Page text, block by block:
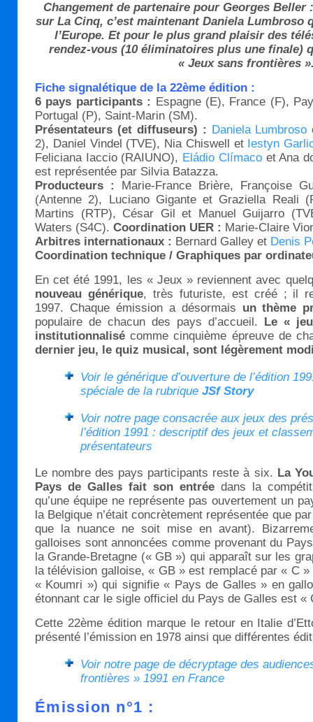
Changement de partenaire pour Georges Beller
sur La Cinq, c’est maintenant Daniela Lumbroso
l’Europe. Et pour le plus grand plaisir des
rendez-vous (10 éliminatoires plus une finale)
« Jeux sans frontières
Fiche signalétique de la 22ème édition :
6 pays participants : Espagne (E), France (F),
Portugal (P), Saint-Marin (SM).
Présentateurs (et diffuseurs) : Daniela Lumbroso
2), Daniel Vindel (TVE), Nia Chiswell et Iestyn
Feliciana Iaccio (RAIUNO), Eládio Clímacoet Ana
est représentée par Silvia Batazza.
Producteurs : Marie-France Brière, Françoise
(Antenne 2), Luciano Gigante et Graziella Reali
Martins (RTP), César Gil et Manuel Guijarro
Waters (S4C). Coordination UER : Marie-Claire
Arbitres internationaux : Bernard Galley et Denis
Coordination technique / Graphiques par
En cet été 1991, les « Jeux » reviennent avec
nouveau générique, très futuriste, est créé ; il
1997. Chaque émission a désormais un thème
populaire de chacun des pays d’accueil. Le «
institutionnalisécomme cinquième épreuve de
dernier jeu, le quiz musical, sont légèrement
Voir le générique d’ouverture de l’édition
spéciale de la rubrique JSf Story
Voir notre page consacrée aux jeux des
l’édition 1991 : descriptif des jeux et
présentateurs
Le nombre des pays participants reste à six. La
Pays de Galles fait son entrée dans la
qu’une équipe ne représente pas ouvertement un
la Belgique n’était concrètement représentée que
que la nuance ne soit mise en avant).
galloises sont annoncées comme provenant du
la Grande-Bretagne (« GB ») qui apparaît sur les
la télévision galloise, « GB » est remplacé par « C
« Koumri ») qui signifie « Pays de Galles » en
étonnant car le sigle officiel du Pays de Galles est «
Cette 22ème édition marque le retour en Italie
présenté l’émission en 1978 ainsi que différentes
Voir notre page de décryptage des
frontières » 1991 en France
Émission n°1 :